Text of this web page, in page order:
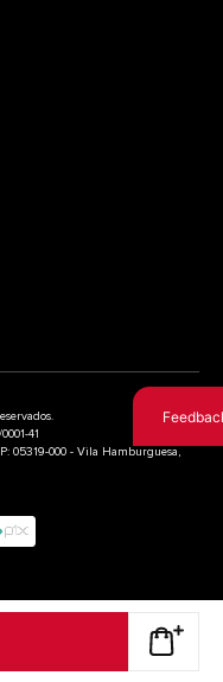
41
05319-000 - Vila Hamburguesa,